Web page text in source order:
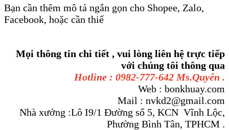
Bạn cần thêm mô tả ngắn gọn cho Shopee, Zalo,
Facebook, hoặc cần thiế
Mọi thông tin chi tiết , vui lòng liên hệ trực tiếp
với chúng tôi thông qua
Hotline : 0982-777-642 Ms.Quyên .
Web : bonkhuay.com
Mail : nvkd2@gmail.com
Nhà xưởng :Lô I9/1 Đường số 5, KCN Vĩnh Lộc,
Phường Bình Tân, TPHCM .